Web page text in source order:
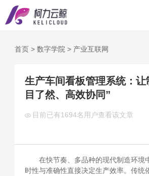
首页> 数字学院 > 产业互联网
生产车间看板管理系统：让
目了然、高效协同”
目前已有1694名用户查看该文章
在快节奏、多品种的现代制造环境
时性与准确性直接决定生产效率。传统